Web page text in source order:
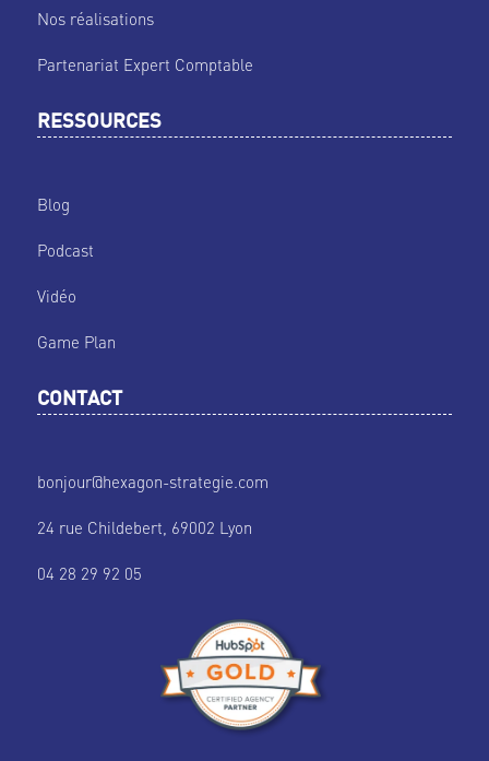
Nos réalisations
Partenariat Expert Comptable
RESSOURCES
Blog
Podcast
Vidéo
Game Plan
CONTACT
bonjour@hexagon-strategie.com
24 rue Childebert, 69002 Lyon
04 28 29 92 05